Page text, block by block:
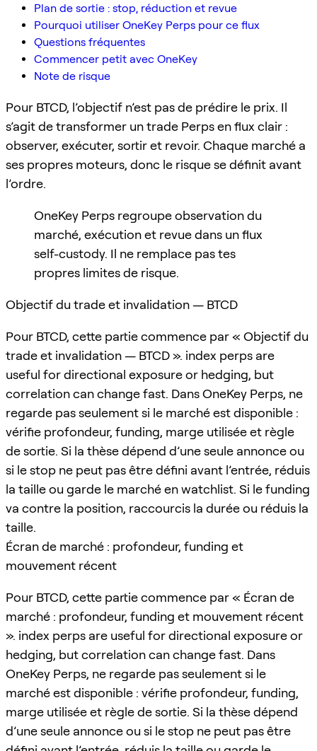
Plan de sortie : stop, réduction et revue
Pourquoi utiliser OneKey Perps pour ce flux
Questions fréquentes
Commencer petit avec OneKey
Note de risque
Pour BTCD, l’objectif n’est pas de prédire le prix. Il
s’agit de transformer un trade Perps en flux clair :
observer, exécuter, sortir et revoir. Chaque marché a
ses propres moteurs, donc le risque se définit avant
l’ordre.
OneKey Perps regroupe observation du
marché, exécution et revue dans un flux
self-custody. Il ne remplace pas tes
propres limites de risque.
Objectif du trade et invalidation — BTCD
Pour BTCD, cette partie commence par « Objectif du
trade et invalidation — BTCD ». index perps are
useful for directional exposure or hedging, but
correlation can change fast. Dans OneKey Perps, ne
regarde pas seulement si le marché est disponible :
vérifie profondeur, funding, marge utilisée et règle
de sortie. Si la thèse dépend d’une seule annonce ou
si le stop ne peut pas être défini avant l’entrée, réduis
la taille ou garde le marché en watchlist. Si le funding
va contre la position, raccourcis la durée ou réduis la
taille.
Écran de marché : profondeur, funding et
mouvement récent
Pour BTCD, cette partie commence par « Écran de
marché : profondeur, funding et mouvement récent
». index perps are useful for directional exposure or
hedging, but correlation can change fast. Dans
OneKey Perps, ne regarde pas seulement si le
marché est disponible : vérifie profondeur, funding,
marge utilisée et règle de sortie. Si la thèse dépend
d’une seule annonce ou si le stop ne peut pas être